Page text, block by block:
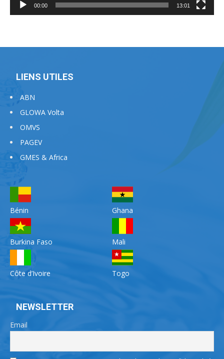
00:00 13:01
LIENS UTILES
ABN
GLOWA Volta
OMVS
PAGEV
GMES & Africa
Bénin
Burkina Faso
Côte d’Ivoire
Ghana
Mali
Togo
NEWSLETTER
Email